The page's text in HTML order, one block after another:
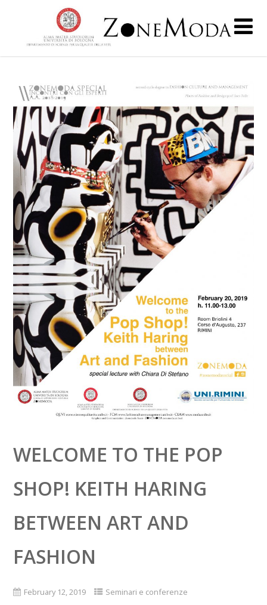
WELCOME TO THE POP
SHOP! KEITH HARING
BETWEEN ART AND
FASHION
February 12, 2019 Seminari e conferenze